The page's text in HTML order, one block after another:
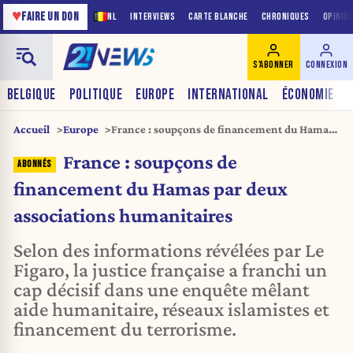
NL INTERVIEWS CARTE BLANCHE CHRONIQUES
♥FAIRE UN DON
BELGIQUE POLITIQUE EUROPE INTERNATIONAL ÉCONOMIE
S'ABONNER CONNEXION
Accueil Europe
France : soupçons de financement du Hamas
France : soupçons de
financement du Hamas par deux
associations humanitaires
Selon des informations révélées par Le
Figaro, la justice française a franchi un
cap décisif dans une enquête mêlant
aide humanitaire, réseaux islamistes et
financement du terrorisme.